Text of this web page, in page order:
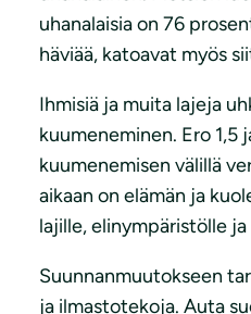
uhanalaisia on 76
häviää, katoavat myös
Ihmisiä ja muita lajeja
kuumeneminen. Ero 1,5
kuumenemisen välillä
aikaan on elämän ja
lajille, elinympäristölle
Suunnanmuutokseen
ja ilmastotekoja. Auta